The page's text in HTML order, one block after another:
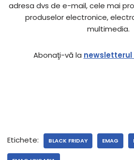
adresa dvs de e-mail, cele mai
produselor electronice,
multimedia.
Abonaţi-vă la
Etichete: BLACK FRIDAY EMAG